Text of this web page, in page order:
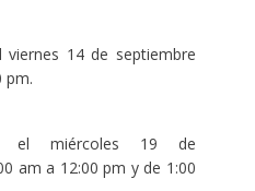
viernes 14 de septiembre
pm.
el miércoles 19 de
am a 12:00 pm y de 1:00